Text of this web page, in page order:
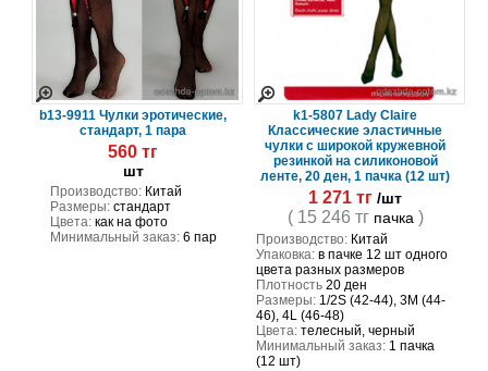
b13-9911 Чулки эротические,
стандарт, 1 пара
560 тг
шт
Производство:Китай
Размеры:стандарт
Цвета:как на фото
Минимальный заказ:6 пар
k1-5807 Lady Claire
Классические эластичные
чулки с широкой кружевной
резинкой на силиконовой
ленте, 20 ден, 1 пачка (12 шт)
1 271 тг /шт
( 15 246 тг пачка )
Производство:Китай
Упаковка:в пачке 12 шт одного
цвета разных размеров
Плотность20 ден
Размеры:1/2S (42-44), 3M (44-
46), 4L (46-48)
Цвета:телесный, черный
Минимальный заказ:1 пачка
(12 шт)